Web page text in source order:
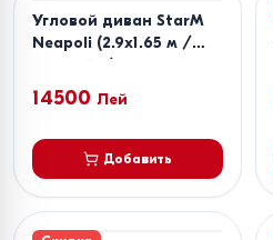
Угловой диван StarM
Neapoli (2.9x1.65 м /
2.4x1.65 м) Коричневый
14500 Лей
Добавить